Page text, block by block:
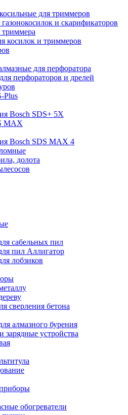
для триммеров
и скарификаторов
триммера
косилок и триммеров
для перфоратора
перфораторов и дрелей
Plus
Bosch SDS+ 5X
MAX
Bosch SDS MAX 4
долота
сабельных пил
пил Аллигатор
лобзиков
сверления бетона
алмазного бурения
зарядные устройства
обогреватели